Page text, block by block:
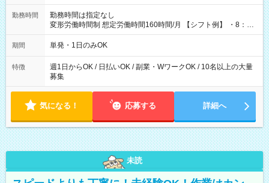
勤務時間
勤務時間は指定なし
変形労働時間制 想定労働時間160時間/月 【シフト例】 ・8：00
～21：00
期間 単発・1日のみOK
特徴
週1日からOK / 日払いOK / 副業・WワークOK / 10名以上の大量
募集
気になる！ 応募する 詳細へ
未読